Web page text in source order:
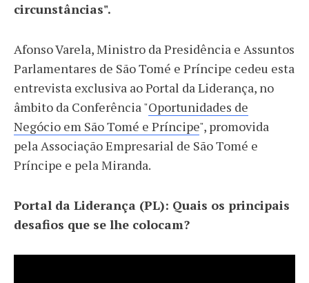
circunstâncias".
Afonso Varela, Ministro da Presidência e Assuntos
Parlamentares de São Tomé e Príncipe cedeu esta
entrevista exclusiva ao Portal da Liderança, no
âmbito da Conferência "Oportunidades de
Negócio em São Tomé e Príncipe", promovida
pela Associação Empresarial de São Tomé e
Príncipe e pela Miranda.
Portal da Liderança (PL): Quais os principais
desafios que se lhe colocam?